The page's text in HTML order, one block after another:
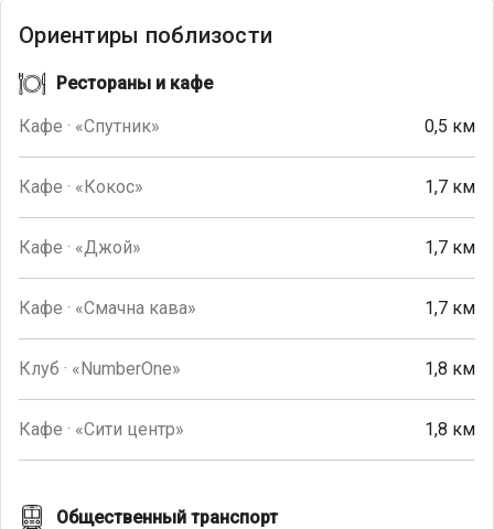
Ориентиры поблизости
Рестораны и кафе
Кафе · «Спутник» 0,5 км
Кафе · «Кокос» 1,7 км
Кафе · «Джой» 1,7 км
Кафе · «Смачна кава» 1,7 км
Клуб · «NumberOne» 1,8 км
Кафе · «Сити центр» 1,8 км
Общественный транспорт